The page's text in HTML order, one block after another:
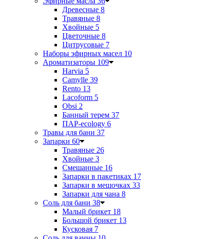
Древесные 8
Травяные 8
Хвойные 5
Цветочные 8
Цитрусовые 7
Наборы эфирных масел 10
Ароматизаторы 109
Harvia 5
Camylle 39
Rento 13
Lacoform 5
Obsi 2
Банный терем 37
ПАР-ecology 6
Травы для бани 37
Запарки 60
Травяные 26
Хвойные 3
Смешанные 16
Запарки в пакетиках 17
Запарки в мешочках 33
Запарки для чана 8
Соль для бани 38
Малый брикет 18
Большой брикет 13
Кусковая 7